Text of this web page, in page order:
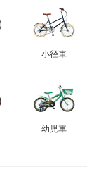
小径車
幼児車